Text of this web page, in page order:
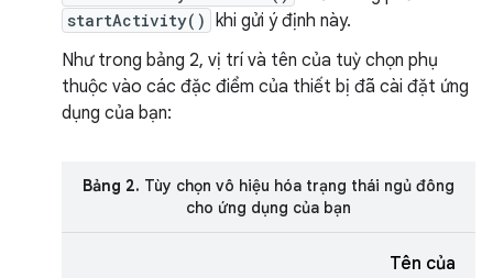
startActivity() khi gửi ý định này.
Như trong bảng 2, vị trí và tên của tuỳ chọn phụ
thuộc vào các đặc điểm của thiết bị đã cài đặt ứng
dụng của bạn:
Bảng 2. Tùy chọn vô hiệu hóa trạng thái ngủ đông
cho ứng dụng của bạn
Tên của